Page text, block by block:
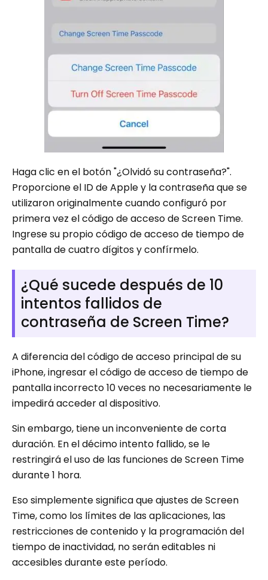
Haga clic en el botón "¿Olvidó su contraseña?".
Proporcione el ID de Apple y la contraseña que se
utilizaron originalmente cuando configuró por
primera vez el código de acceso de Screen Time.
Ingrese su propio código de acceso de tiempo de
pantalla de cuatro dígitos y confírmelo.
¿Qué sucede después de 10
intentos fallidos de
contraseña de Screen Time?
A diferencia del código de acceso principal de su
iPhone, ingresar el código de acceso de tiempo de
pantalla incorrecto 10 veces no necesariamente le
impedirá acceder al dispositivo.
Sin embargo, tiene un inconveniente de corta
duración. En el décimo intento fallido, se le
restringirá el uso de las funciones de Screen Time
durante 1 hora.
Eso simplemente significa que ajustes de Screen
Time, como los límites de las aplicaciones, las
restricciones de contenido y la programación del
tiempo de inactividad, no serán editables ni
accesibles durante este período.